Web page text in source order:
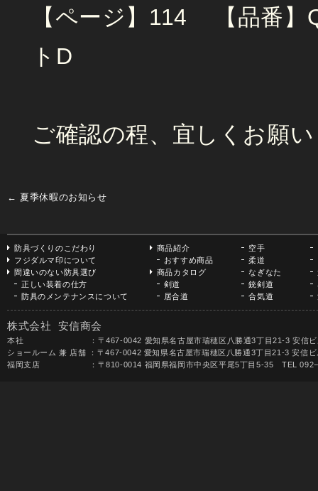
【ページ】114 【品番
トD
ご確認の程、宜しくお願
← 夏季休暇のお知らせ
防具づくりのこだわり
フジダルマ印について
間違いのない防具選び
正しい装着の仕方
防具のメンテナンスについて
商品紹介
おすすめ商品
商品カタログ
剣道
居合道
空手
柔道
なぎなた
銃剣道
合気道
株式会社 安信商会
本社 ：〒467-0042 愛知県名古屋市瑞穂区八勝通3丁目21-3 安信ビル
ショールーム 兼 店舗 ：〒467-0042 愛知県名古屋市瑞穂区八勝通3丁目21-3 安
福岡支店 ：〒810-0014 福岡県福岡市中央区平尾5丁目5-35 TEL